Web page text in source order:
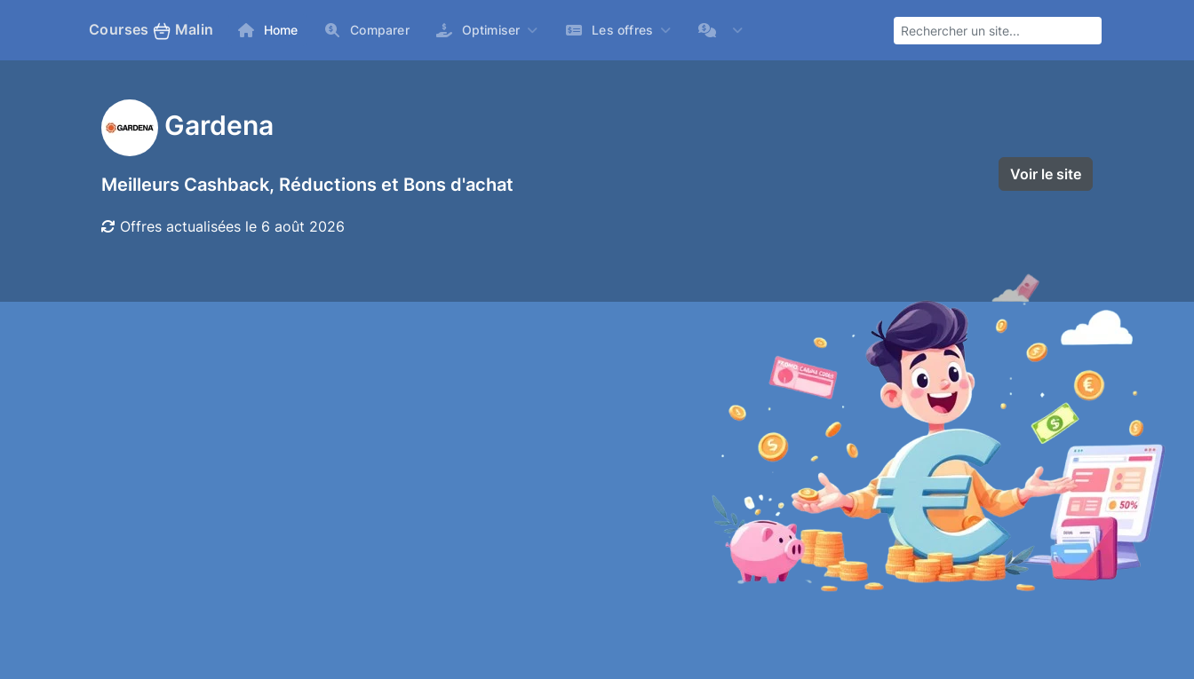
Courses Malin Home Comparer Optimiser Les offres
Gardena
Meilleurs Cashback, Réductions et Bons d'achat
Offres actualisées le 6 août 2026
Voir le site